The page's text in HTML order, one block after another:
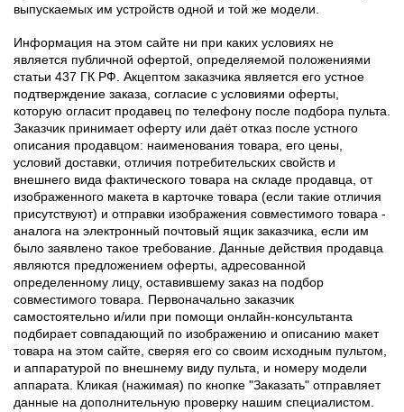
выпускаемых им устройств одной и той же модели.
Информация на этом сайте ни при каких условиях не
является публичной офертой, определяемой положениями
статьи 437 ГК РФ. Акцептом заказчика является его устное
подтверждение заказа, согласие с условиями оферты,
которую огласит продавец по телефону после подбора пульта.
Заказчик принимает оферту или даёт отказ после устного
описания продавцом: наименования товара, его цены,
условий доставки, отличия потребительских свойств и
внешнего вида фактического товара на складе продавца, от
изображенного макета в карточке товара (если такие отличия
присутствуют) и отправки изображения совместимого товара -
аналога на электронный почтовый ящик заказчика, если им
было заявлено такое требование. Данные действия продавца
являются предложением оферты, адресованной
определенному лицу, оставившему заказ на подбор
совместимого товара. Первоначально заказчик
самостоятельно и/или при помощи онлайн-консультанта
подбирает совпадающий по изображению и описанию макет
товара на этом сайте, сверяя его со своим исходным пультом,
и аппаратурой по внешнему виду пульта, и номеру модели
аппарата. Кликая (нажимая) по кнопке "Заказать" отправляет
данные на дополнительную проверку нашим специалистом.